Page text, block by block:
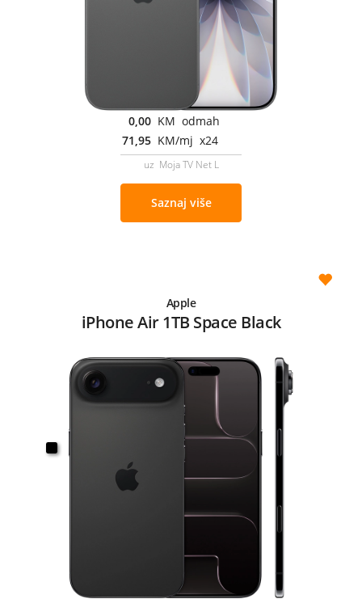
0,00 KM odmah
71,95 KM/mj x24
uz Moja TV Net L
Saznaj više
Apple
iPhone Air 1TB Space Black